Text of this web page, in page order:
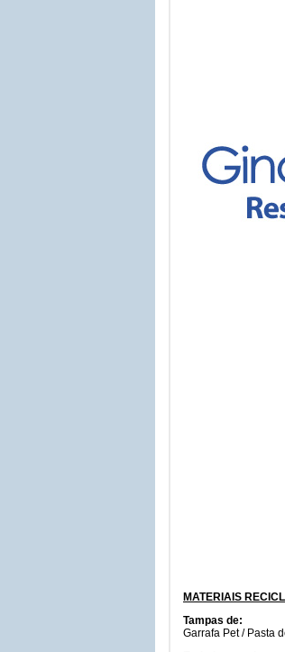
MATERIAIS
Tampas de:
Garrafa Pet / Pasta